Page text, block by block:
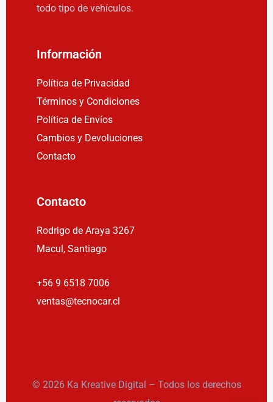
todo tipo de vehículos.
Información
Política de Privacidad
Términos y Condiciones
Política de Envíos
Cambios y Devoluciones
Contacto
Contacto
Rodrigo de Araya 3267
Macul, Santiago
+56 9 6518 7006
ventas@tecnocar.cl
© 2026 Ka Kreative Digital – Todos los derechos